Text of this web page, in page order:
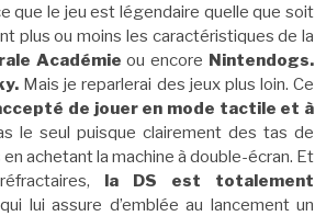
que le jeu est légendaire quelle que soit
plus ou moins les caractéristiques de la
Académieou encore Nintendogs.
Mais je reparlerai des jeux plus loin. Ce
de jouer en mode tactile et à
le seul puisque clairement des tas de
achetant la machine à double-écran. Et
la DS est totalement
lui assure d’emblée au lancement un